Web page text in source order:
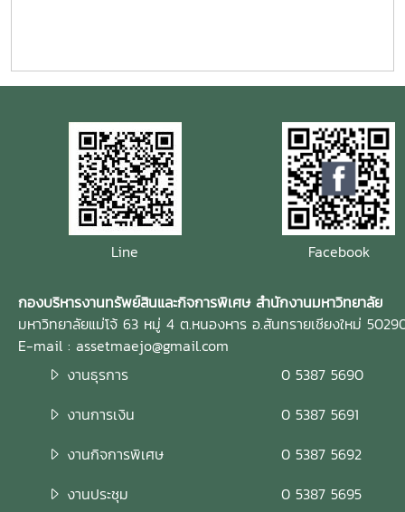
Line Facebook
กองบริหารงานทรัพย์สินและกิจการพิเศษ สำนักงานมหาวิทยาลัย
มหาวิทยาลัยแม่โจ้ 63 หมู่ 4 ต.หนองหาร อ.สันทรายเชียงใหม่
E-mail : assetmaejo@gmail.com
งานธุรการ
0 5387 5690
งานการเงิน
0 5387 5691
งานกิจการพิเศษ
0 5387 5692
งานประชุม
0 5387 5695